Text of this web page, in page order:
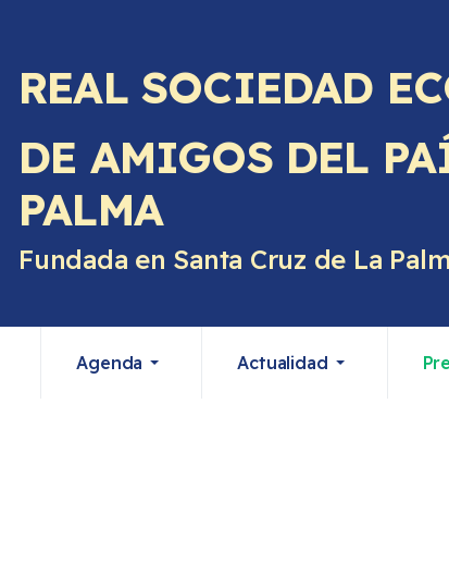
REAL SOCIEDAD
DE AMIGOS DEL
PALMA
Fundada en Santa Cruz de La
Agenda Actualidad